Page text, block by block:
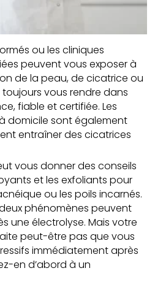
ou les cliniques
peuvent vous exposer à
de la peau, de cicatrice ou
vous rendre dans
fiable et certifiée. Les
domicile sont également
entraîner des cicatrices
vous donner des conseils
et les exfoliants pour
ou les poils incarnés.
phénomènes peuvent
une électrolyse. Mais votre
peut-être pas que vous
immédiatement après
en d’abord à un